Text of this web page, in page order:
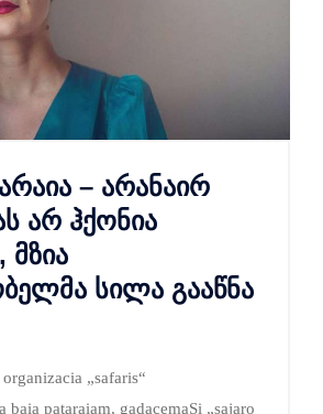
– არანაირ
არ ჰქონია
სილა გააწნა
„safaris“
baia pataraiam, gadacemaSi „sajaro